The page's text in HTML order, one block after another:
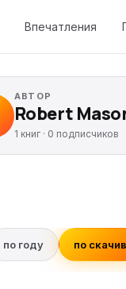
Впечатления
АВТОР
Robert
1 книг · 0 подписчиков
по году по